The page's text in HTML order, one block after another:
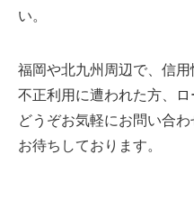
い。
福岡や北九州周辺で、信
不正利用に遭われた方、ロ
どうぞお気軽にお問い合
お待ちしております。